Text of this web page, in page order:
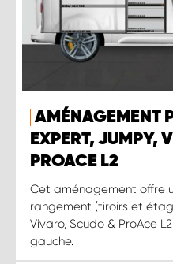
AMÉNAGEMENT
EXPERT, JUMPY,
PROACE L2
Cet aménagement offre
rangement (tiroirs et
Vivaro, Scudo & ProAce
gauche.